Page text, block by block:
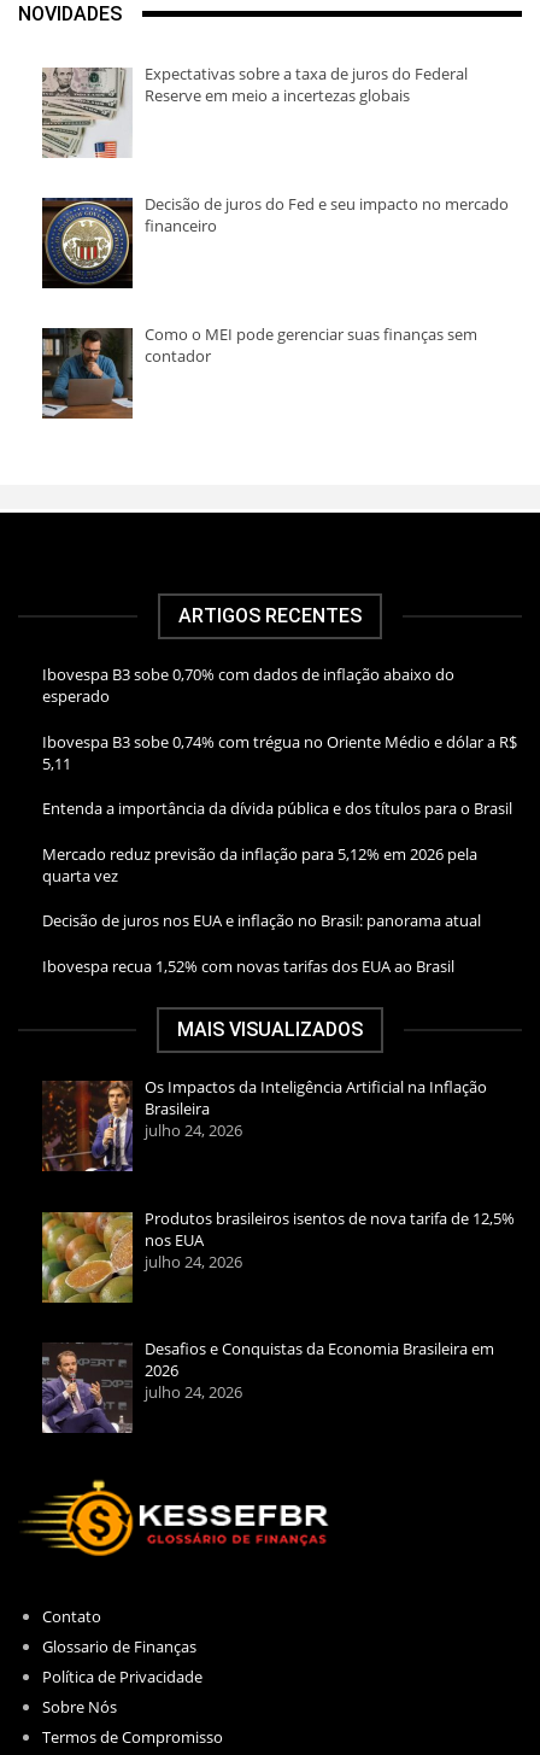
NOVIDADES
Expectativas sobre a taxa de juros do Federal
Reserve em meio a incertezas globais
Decisão de juros do Fed e seu impacto no mercado
financeiro
Como o MEI pode gerenciar suas finanças sem
contador
ARTIGOS RECENTES
Ibovespa B3 sobe 0,70% com dados de inflação abaixo do
esperado
Ibovespa B3 sobe 0,74% com trégua no Oriente Médio e dólar a R$
5,11
Entenda a importância da dívida pública e dos títulos para o Brasil
Mercado reduz previsão da inflação para 5,12% em 2026 pela
quarta vez
Decisão de juros nos EUA e inflação no Brasil: panorama atual
Ibovespa recua 1,52% com novas tarifas dos EUA ao Brasil
MAIS VISUALIZADOS
Os Impactos da Inteligência Artificial na Inflação
Brasileira
julho 24, 2026
Produtos brasileiros isentos de nova tarifa de 12,5%
nos EUA
julho 24, 2026
Desafios e Conquistas da Economia Brasileira em
2026
julho 24, 2026
Contato
Glossario de Finanças
Política de Privacidade
Sobre Nós
Termos de Compromisso